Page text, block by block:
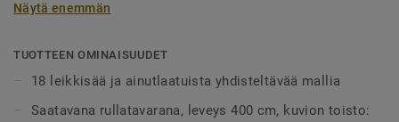
avulla meidät vahvistavalle, stimuloivalle ja energiselle
avulla.
Malliston muotoilu muistuttaa luonnon vaikutuksesta sään
vaihteluihin. Kaikissa malliston lattioissa on luonnollisia
Näytä enemmän
TUOTTEEN OMINAISUUDET
18 leikkisää ja ainutlaatuista yhdisteltävää mallia
Saatavana rullatavarana, leveys 400 cm, kuvion toisto: